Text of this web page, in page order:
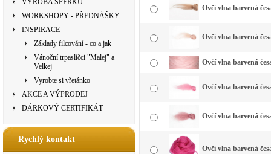
VÝROBA ŠPERKŮ
WORKSHOPY - PŘEDNÁŠKY
INSPIRACE
Základy filcování - co a jak
Vánoční trpaslíčci "Malej" a
Velkej
Vyrobte si vřetánko
AKCE A VÝPRODEJ
DÁRKOVÝ CERTIFIKÁT
Rychlý kontakt
Ovčí vlna barvená
Ovčí vlna barvená
Ovčí vlna barvená
Ovčí vlna barvená
Ovčí vlna barvená
Ovčí vlna barvená